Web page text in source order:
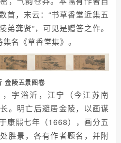
首，末云：“书草香堂近集五
龚贤”，可见是赠答之作。
名《草香堂集》。
金陵五景图卷
字浴沂，江宁（今江苏南
。明亡后避居金陵，以画谋
康熙七年（1668），画分五
胜景，各有作者题名，并附